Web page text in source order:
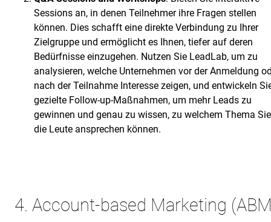
Sessions an, in denen Teilnehmer ihre Fragen stellen
können. Dies schafft eine direkte Verbindung zu Ihrer
Zielgruppe und ermöglicht es Ihnen, tiefer auf deren
Bedürfnisse einzugehen. Nutzen Sie LeadLab, um zu
analysieren, welche Unternehmen vor der Anmeldung
nach der Teilnahme Interesse zeigen, und entwickeln
gezielte Follow-up-Maßnahmen, um mehr Leads zu
gewinnen und genau zu wissen, zu welchem Thema Sie
die Leute ansprechen können.
4. Account-based Marketing